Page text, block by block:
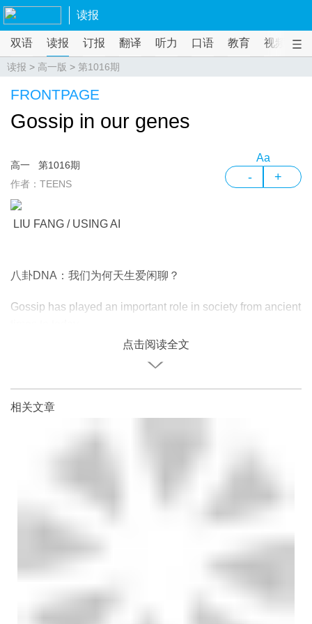
读报
双语 读报 订报 翻译 听力 口语 教育 视频
读报 > 高一版 > 第1016期
FRONTPAGE
Gossip in our genes
高一
第1016期
作者：TEENS
Aa
- +
LIU FANG / USING AI
八卦DNA：我们为何天生爱闲聊？
Gossip has played an important role in society from ancient
点击阅读全文
相关文章